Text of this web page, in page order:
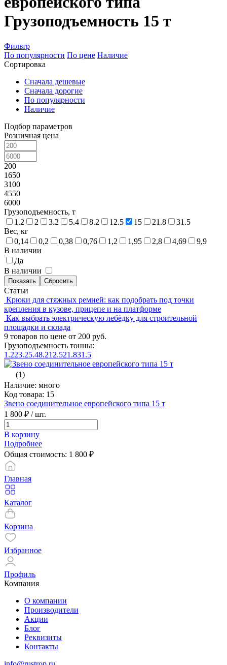
Грузоподъемность 15 т
Фильтр
По популярности По цене Наличие
Сортировка
Сначала дешевые
Сначала дорогие
По популярности
Наличие
Подбор параметров
Розничная цена
200
1650
3100
4550
6000
Грузоподъемность, т
1.2
2 3.2 5.4 8.2 12.5 15 21.8
31.5
Вес, кг
0,14
0,2 0,38 0,76 1,2 1,95 2,8 4,69
9,9
В наличии
Да
В наличии
Статьи
Крюки для стяжных ремней: как подобрать под точки
крепления в кузове, прицепе и на платформе
Как выбрать электрическую лебёдку для строительной
площадки и склада
9 товаров по цене от 200 руб.
Грузоподъемность тонны:
1.223.25.48.212.521.831.5
(1)
Наличие: много
Код товара: 15
Звено соединительное европейского типа 15 т
1 800 ₽ / шт.
В корзину
Подробнее
Общая стоимость: 1 800 ₽
Главная
Каталог
Корзина
Избранное
Профиль
Компания
О компании
Производители
Акции
Блог
Реквизиты
Контакты